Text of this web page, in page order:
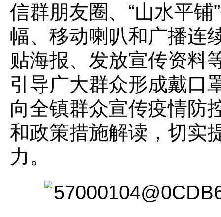
信群朋友圈、“山水平
幅、移动喇叭和广播连
贴海报、发放宣传资料
引导广大群众形成戴口
向全镇群众宣传疫情防
和政策措施解读，切实
力。